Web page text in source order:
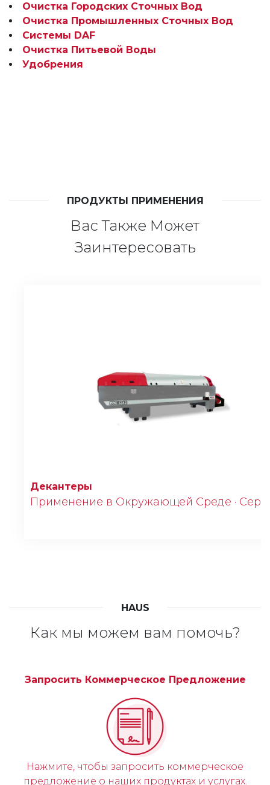
Очистка Городских Сточных Вод
Очистка Промышленных Сточных Вод
Системы DAF
Очистка Питьевой Воды
Удобрения
ПРОДУКТЫ ПРИМЕНЕНИЯ
Вас Также Может
Заинтересовать
Декантеры
Применение в Окружающей Среде ·
HAUS
Как мы можем вам помочь?
Запросить Коммерческое Предложение
Нажмите, чтобы запросить коммерческое
предложение о наших продуктах и услугах.